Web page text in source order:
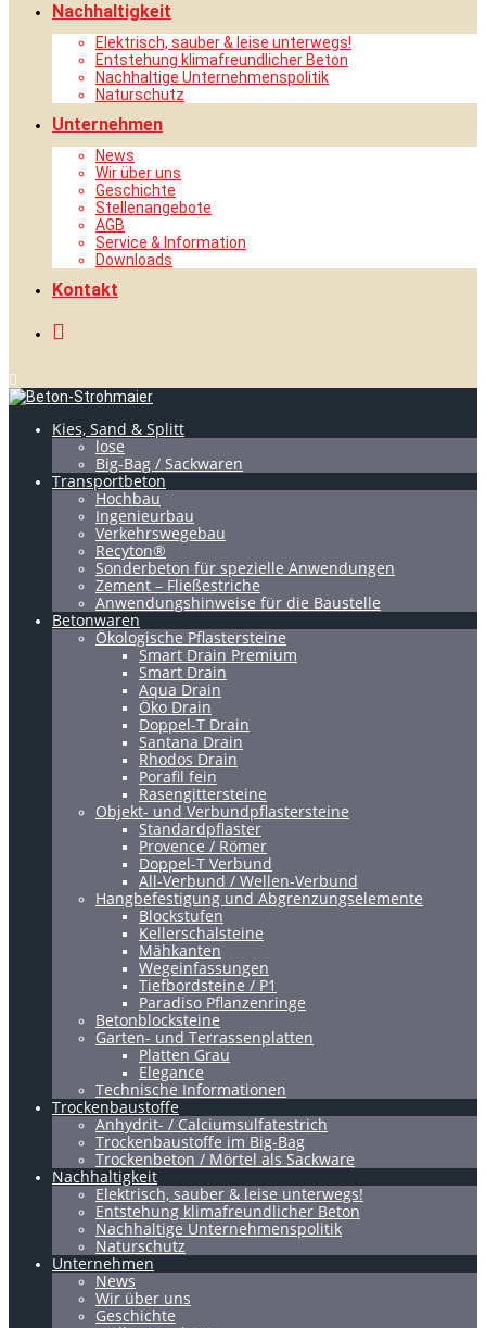
Nachhaltigkeit
Elektrisch, sauber & leise unterwegs!
Entstehung klimafreundlicher Beton
Nachhaltige Unternehmenspolitik
Naturschutz
Unternehmen
News
Wir über uns
Geschichte
Stellenangebote
AGB
Service & Information
Downloads
Kontakt
Kies, Sand & Splitt
lose
Big-Bag / Sackwaren
Transportbeton
Hochbau
Ingenieurbau
Verkehrswegebau
Recyton®
Sonderbeton für spezielle Anwendungen
Zement – Fließestriche
Anwendungshinweise für die Baustelle
Betonwaren
Ökologische Pflastersteine
Smart Drain Premium
Smart Drain
Aqua Drain
Öko Drain
Doppel-T Drain
Santana Drain
Rhodos Drain
Porafil fein
Rasengittersteine
Objekt- und Verbundpflastersteine
Standardpflaster
Provence / Römer
Doppel-T Verbund
All-Verbund / Wellen-Verbund
Hangbefestigung und Abgrenzungselemente
Blockstufen
Kellerschalsteine
Mähkanten
Wegeinfassungen
Tiefbordsteine / P1
Paradiso Pflanzenringe
Betonblocksteine
Garten- und Terrassenplatten
Platten Grau
Elegance
Technische Informationen
Trockenbaustoffe
Anhydrit- / Calciumsulfatestrich
Trockenbaustoffe im Big-Bag
Trockenbeton / Mörtel als Sackware
Nachhaltigkeit
Elektrisch, sauber & leise unterwegs!
Entstehung klimafreundlicher Beton
Nachhaltige Unternehmenspolitik
Naturschutz
Unternehmen
News
Wir über uns
Geschichte